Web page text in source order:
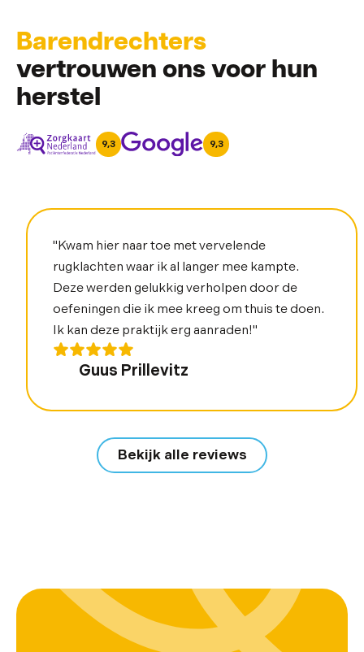
Barendrechters
vertrouwen ons voor hun
herstel
9,3 9,3
"Kwam hier naar toe met vervelende
rugklachten waar ik al langer mee kampte.
Deze werden gelukkig verholpen door de
oefeningen die ik mee kreeg om thuis te doen.
Ik kan deze praktijk erg aanraden!"
Guus Prillevitz
Bekijk alle reviews